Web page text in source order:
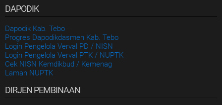
DAPODIK
Dapodik Kab. Tebo
Progres Dapodikdasmen Kab. Tebo
Login Pengelola Verval PD / NISN
Login Pengelola Verval PTK / NUPTK
Cek NISN Kemdikbud / Kemenag
Laman NUPTK
DIRJEN PEMBINAAN